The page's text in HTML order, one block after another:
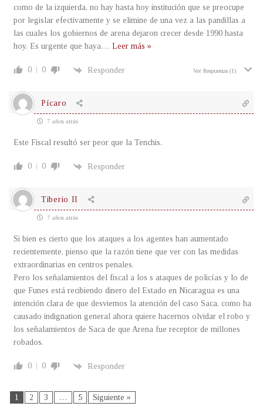
como de la izquierda, no hay hasta hoy institución que se preocupe
por legislar efectivamente y se elimine de una vez a las pandillas a
las cuales los gobiernos de arena dejaron crecer desde 1990 hasta
hoy. Es urgente que haya… Leer más »
0 0 Responder Ver Respuestas (1)
Pícaro
7 años atrás
Este Fiscal resultó ser peor que la Tenchis.
0 0 Responder
Tiberio II
7 años atrás
Si bien es cierto que los ataques a los agentes han aumentado
recientemente, pienso que la razón tiene que ver con las medidas
extraordinarias en centros penales.
Pero los señalamientos del fiscal a los s ataques de policías y lo de
que Funes está recibiendo dinero del Estado en Nicaragua es una
intención clara de que desviemos la atención del caso Saca, como ha
causado indignation general ahora quiere hacernos olvidar el robo y
los señalamientos de Saca de que Arena fue receptor de millones
robados.
0 0 Responder
1 2 3 … 5 Siguiente »